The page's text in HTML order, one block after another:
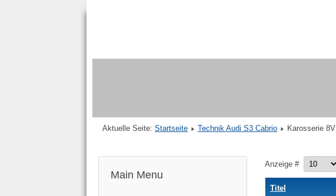
Aktuelle Seite: Startseite Technik Audi S3 Cabrio Karosserie 8V
Main Menu
Anzeige #
Titel